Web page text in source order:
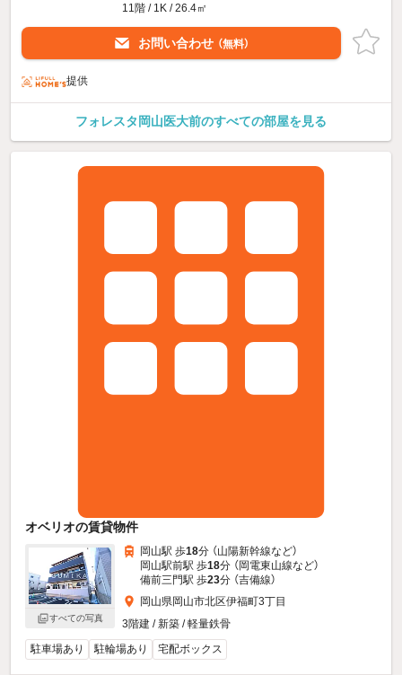
11階 / 1K / 26.4㎡
お問い合わせ （無料）
提供
フォレスタ岡山医大前のすべての部屋を見る
オベリオの賃貸物件
すべての写真
岡山駅 歩18分 （山陽新幹線など）
岡山駅前駅 歩18分 （岡電東山線など）
備前三門駅 歩23分 （吉備線）
岡山県岡山市北区伊福町3丁目
3階建 / 新築 / 軽量鉄骨
駐車場あり
駐輪場あり 宅配ボックス